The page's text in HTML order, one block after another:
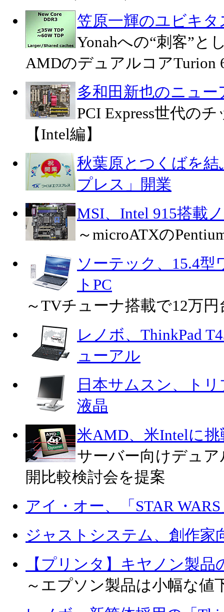
笠原一輝のユビキタ
Yonahへの“刺客”と
AMDのデュアルコアTurion
多和田新也のニュ
PCI Express世代の
【Intel編】
秋葉原とつくばを
プレス」開業
MSI、Intel 915搭載
～microATXの
ソーテック、15.4
トPC
～TVチューナ搭載で12万
レノボ、ThinkPad
ューアル
日本サムスン、ト
液晶
米AMD、米Intelに挑
サーバー向けデュ
開比較検討会を提案
アイ・オー、「STAR
ジャストシステム、創作家
【プリンタ】キヤノン製品
～エプソン製品は小幅な値